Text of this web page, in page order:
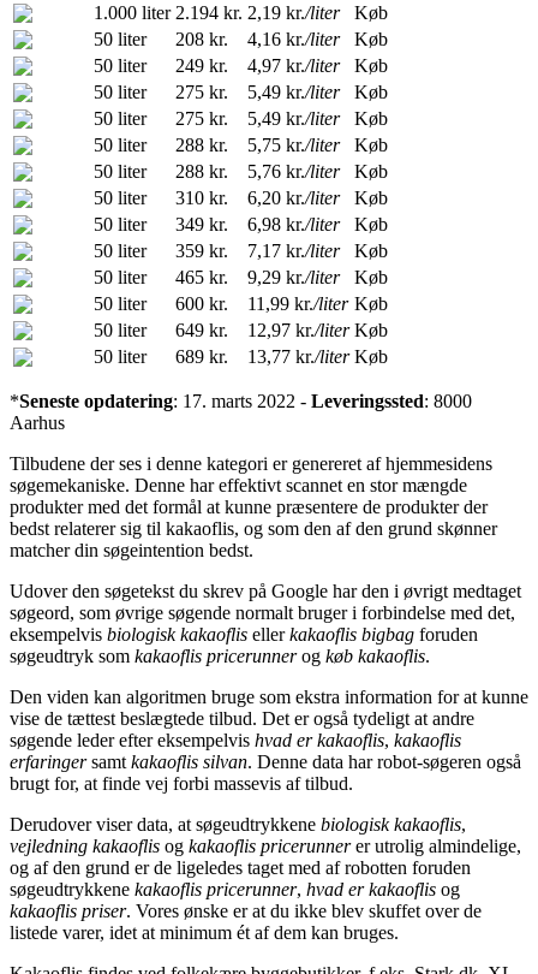
1.000 liter 2.194 kr. 2,19 kr./liter
Køb
50 liter
208 kr. 4,16 kr./liter
Køb
50 liter
249 kr. 4,97 kr./liter
Køb
50 liter
275 kr. 5,49 kr./liter
Køb
50 liter
275 kr. 5,49 kr./liter
Køb
50 liter
288 kr. 5,75 kr./liter
Køb
50 liter
288 kr. 5,76 kr./liter
Køb
50 liter
310 kr. 6,20 kr./liter
Køb
50 liter
349 kr. 6,98 kr./liter
Køb
50 liter
359 kr. 7,17 kr./liter
Køb
50 liter
465 kr. 9,29 kr./liter
Køb
50 liter
600 kr. 11,99 kr./liter Køb
50 liter
649 kr. 12,97 kr./liter Køb
50 liter
689 kr. 13,77 kr./liter Køb
*Seneste opdatering: 17. marts 2022 - Leveringssted: 8000
Aarhus
Tilbudene der ses i denne kategori er genereret af hjemmesidens
søgemekaniske. Denne har effektivt scannet en stor mængde
produkter med det formål at kunne præsentere de produkter der
bedst relaterer sig til kakaoflis, og som den af den grund skønner
matcher din søgeintention bedst.
Udover den søgetekst du skrev på Google har den i øvrigt medtaget
søgeord, som øvrige søgende normalt bruger i forbindelse med det,
eksempelvis biologisk kakaoflis ellerkakaoflis bigbag foruden
søgeudtryk som kakaoflis pricerunnerog køb kakaoflis.
Den viden kan algoritmen bruge som ekstra information for at kunne
vise de tættest beslægtede tilbud. Det er også tydeligt at andre
søgende leder efter eksempelvis hvad er kakaoflis, kakaoflis
erfaringersamt kakaoflis silvan. Denne data har robot-søgeren også
brugt for, at finde vej forbi massevis af tilbud.
Derudover viser data, at søgeudtrykkene biologisk kakaoflis,
vejledning kakaoflis og kakaoflis pricerunnerer utrolig almindelige,
og af den grund er de ligeledes taget med af robotten foruden
søgeudtrykkene kakaoflis pricerunner, hvad er kakaoflis og
kakaoflis priser. Vores ønske er at du ikke blev skuffet over de
listede varer, idet at minimum ét af dem kan bruges.